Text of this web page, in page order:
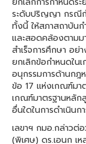
ระดับปริญญา กรณีก
ทั้งนี้ ให้สภาสถาบัน
และสอดคล้องตามม
สำเร็จการศึกษา อย่
ยกเลิกข้อกำหนดใน
อนุกรรมการด้านกฎ
ข้อ 17 แห่งเกณฑ์ม
เกณฑ์มาตรฐานหลัก
อื่นใดในการดำเนินก
เลขาฯ กมอ.กล่าวต่
(พิเศษ) ดร.เอนก เ